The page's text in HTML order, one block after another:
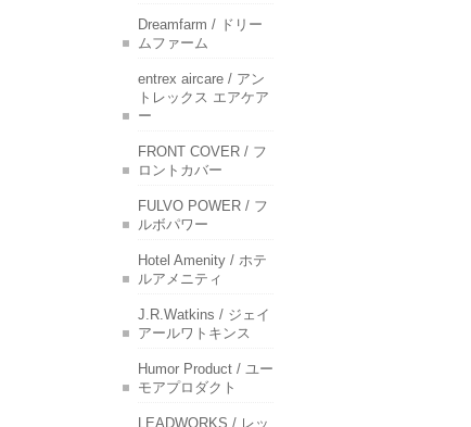
Dreamfarm / ドリー
ムファーム
entrex aircare / アン
トレックス エアケア
ー
FRONT COVER / フ
ロントカバー
FULVO POWER / フ
ルボパワー
Hotel Amenity / ホテ
ルアメニティ
J.R.Watkins / ジェイ
アールワトキンス
Humor Product / ユー
モアプロダクト
LEADWORKS / レッ